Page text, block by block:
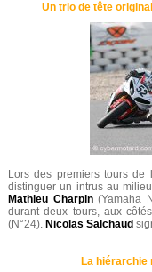
Un trio de tête
Lors des premiers tours
distinguer un intrus au
Mathieu Charpin(Yamaha
durant deux tours, aux
(N°24). Nicolas Salchaud
La hiérarchie